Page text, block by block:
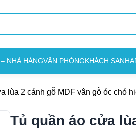
NHÀ HÀNGVĂN PHÒNGKHÁCH SẠN
lùa 2 cánh gỗ MDF vân gỗ óc chó
Tủ quần áo cửa